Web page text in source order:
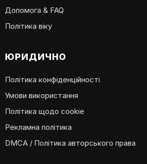
Допомога & FAQ
Політика віку
ЮРИДИЧНО
Політика конфіденційності
Умови використання
Політика щодо cookie
Рекламна політика
DMCA / Політика авторського права